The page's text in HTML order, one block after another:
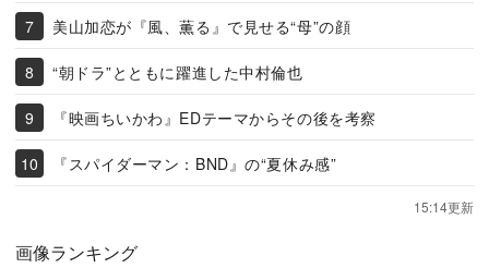
美山加恋が『風、薫る』で見せる“母”の顔
“朝ドラ”とともに躍進した中村倫也
『映画ちいかわ』EDテーマからその後を考察
『スパイダーマン：BND』の“夏休み感”
15:14更新
画像ランキング